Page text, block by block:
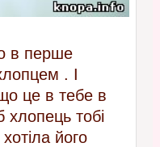
в перше
. І
це в тебе в
тобі
його